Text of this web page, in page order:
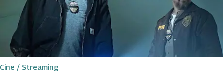
Cine / Streaming